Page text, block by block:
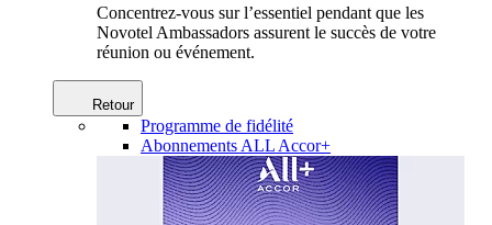
Concentrez-vous sur l’essentiel pendant que les
Novotel Ambassadors assurent le succès de votre
réunion ou événement.
Retour
Programme de fidélité
Abonnements ALL Accor+